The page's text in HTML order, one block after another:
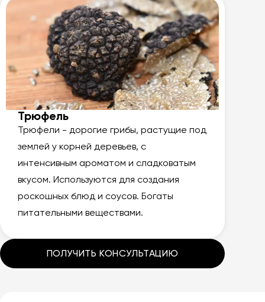
Трюфель
Трюфели - дорогие грибы, растущие под
землей у корней деревьев, с
интенсивным ароматом и сладковатым
вкусом. Используются для создания
роскошных блюд и соусов. Богаты
питательными веществами.
ПОЛУЧИТЬ КОНСУЛЬТАЦИЮ